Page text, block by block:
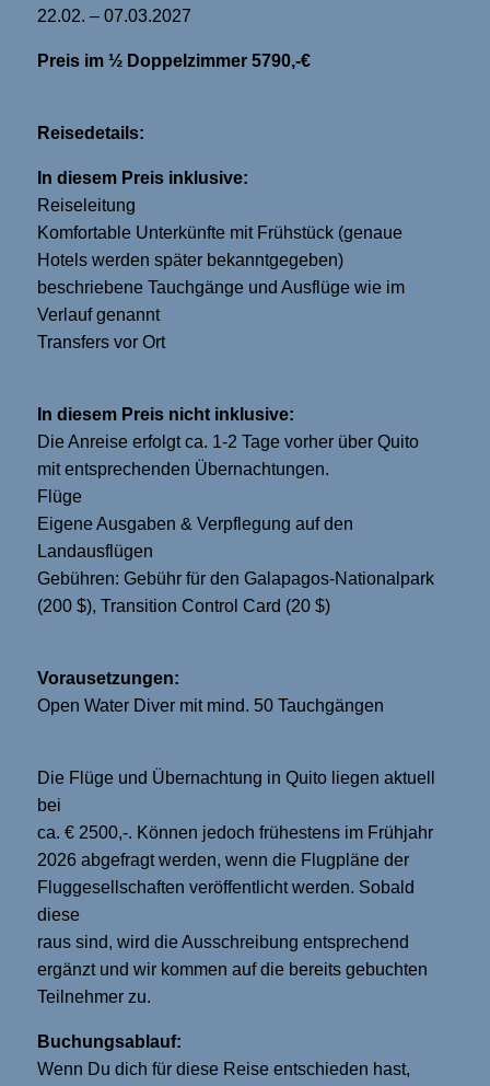
22.02. – 07.03.2027
Preis im ½ Doppelzimmer 5790,-€
Reisedetails:
In diesem Preis inklusive:
Reiseleitung
Komfortable Unterkünfte mit Frühstück (genaue
Hotels werden später bekanntgegeben)
beschriebene Tauchgänge und Ausflüge wie im
Verlauf genannt
Transfers vor Ort
In diesem Preis nicht inklusive:
Die Anreise erfolgt ca. 1-2 Tage vorher über Quito
mit entsprechenden Übernachtungen.
Flüge
Eigene Ausgaben & Verpflegung auf den
Landausflügen
Gebühren: Gebühr für den Galapagos-Nationalpark
(200 $), Transition Control Card (20 $)
Vorausetzungen:
Open Water Diver mit mind. 50 Tauchgängen
Die Flüge und Übernachtung in Quito liegen aktuell
bei
ca. € 2500,-. Können jedoch frühestens im Frühjahr
2026 abgefragt werden, wenn die Flugpläne der
Fluggesellschaften veröffentlicht werden. Sobald
diese
raus sind, wird die Ausschreibung entsprechend
ergänzt und wir kommen auf die bereits gebuchten
Teilnehmer zu.
Buchungsablauf:
Wenn Du dich für diese Reise entschieden hast,